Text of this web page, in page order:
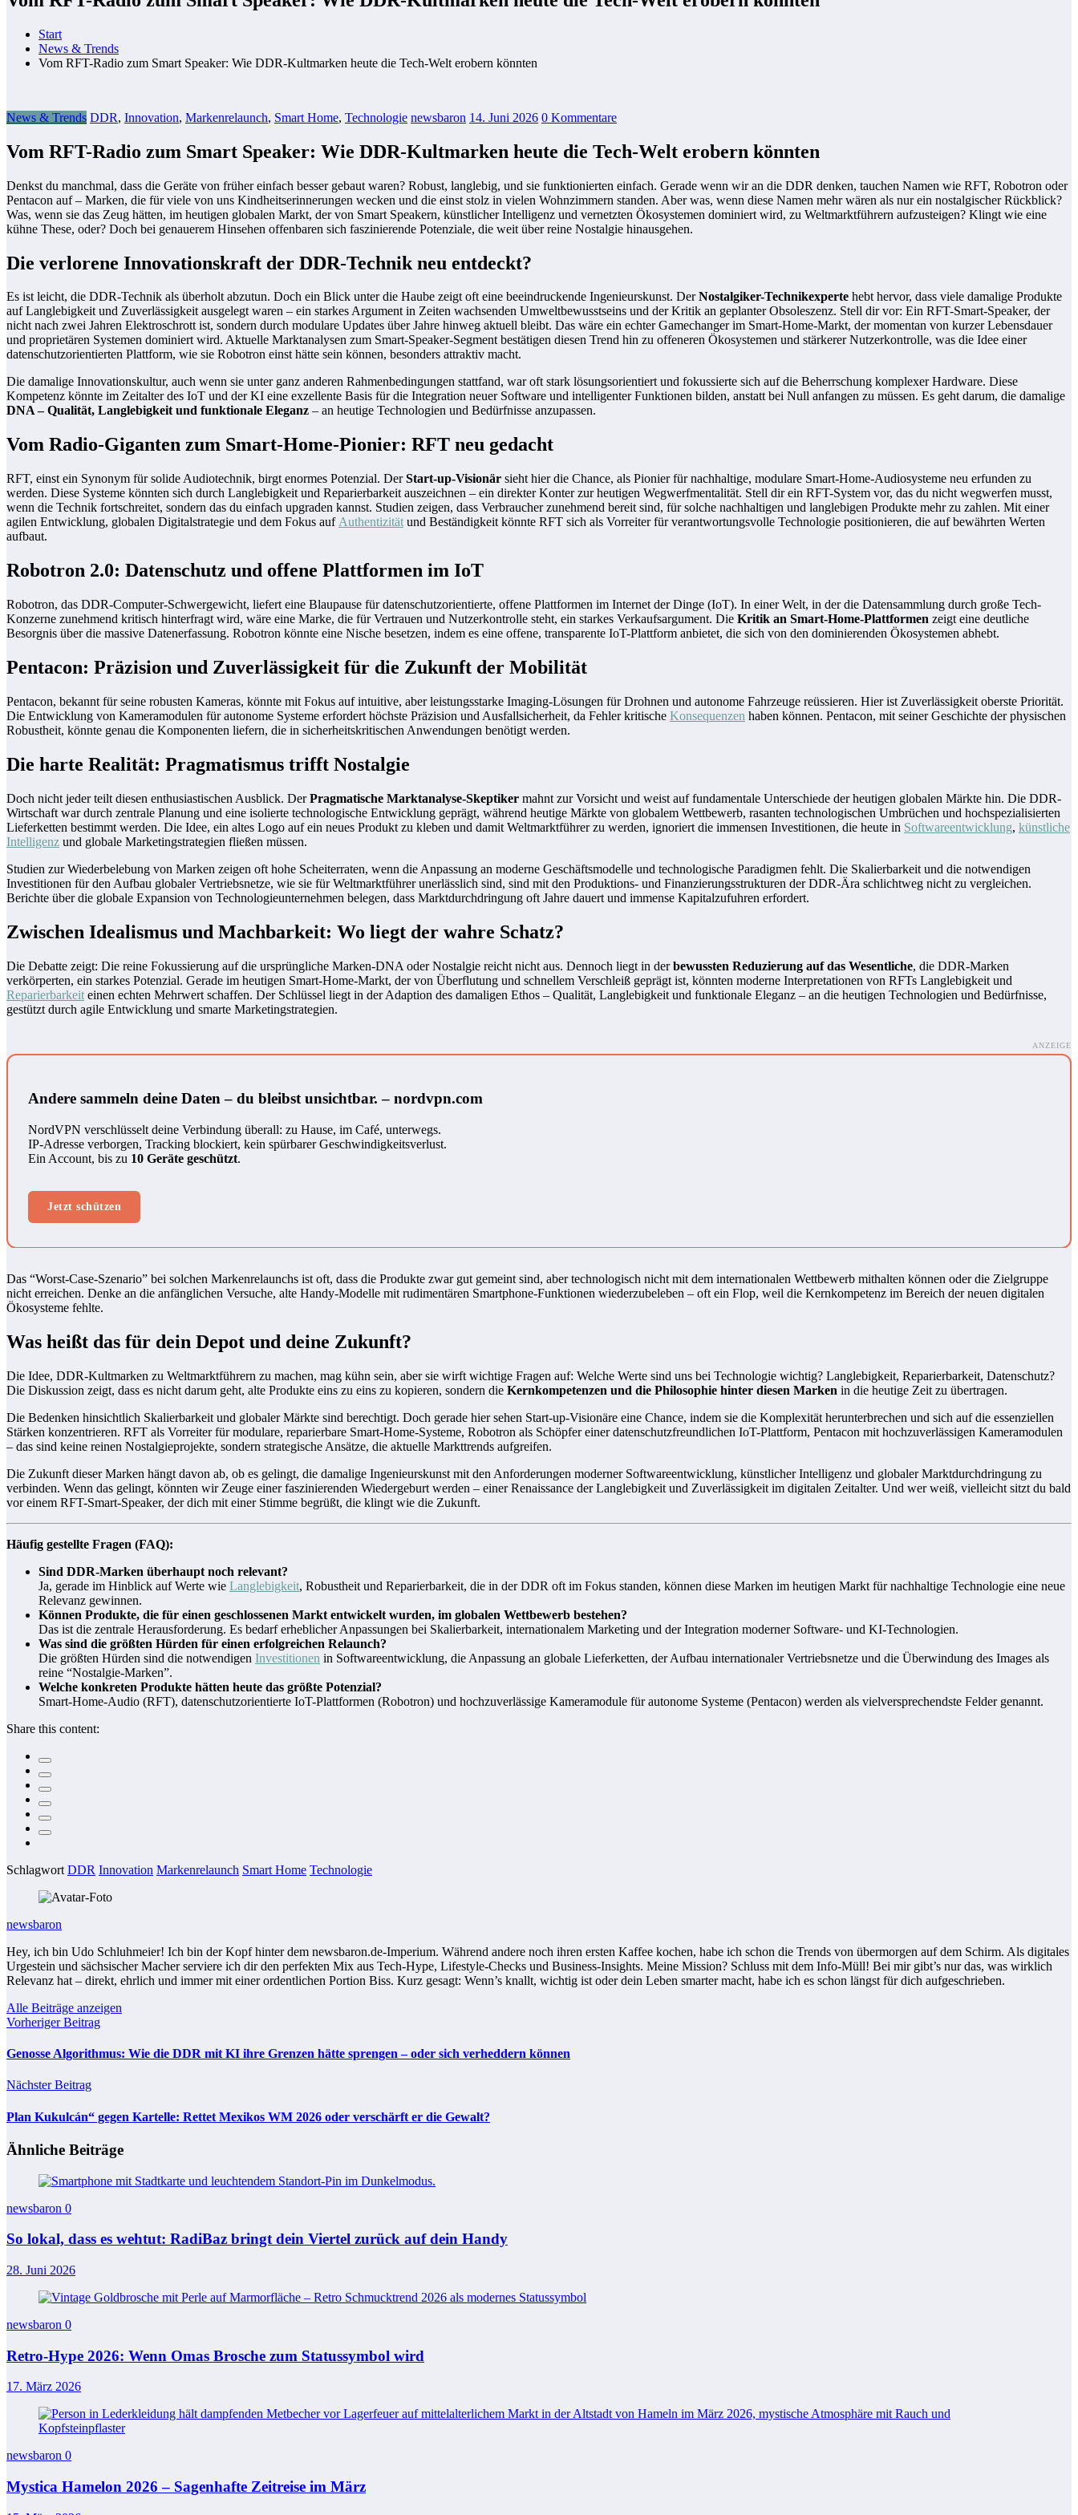
Start
News & Trends
Vom RFT-Radio zum Smart Speaker: Wie DDR-Kultmarken heute die Tech-Welt erobern könnten
News & Trends DDR, Innovation, Markenrelaunch, Smart Home, Technologie newsbaron 14. Juni 2026 0 Kommentare
Vom RFT-Radio zum Smart Speaker: Wie DDR-Kultmarken heute die Tech-Welt erobern könnten
Denkst du manchmal, dass die Geräte von früher einfach besser gebaut waren? Robust, langlebig, und sie funktionierten einfach. Gerade wenn wir an die DDR denken, tauchen Namen wie RFT, Robotron oder
Pentacon auf – Marken, die für viele von uns Kindheitserinnerungen wecken und die einst stolz in vielen Wohnzimmern standen. Aber was, wenn diese Namen mehr wären als nur ein nostalgischer Rückblick?
Was, wenn sie das Zeug hätten, im heutigen globalen Markt, der von Smart Speakern, künstlicher Intelligenz und vernetzten Ökosystemen dominiert wird, zu Weltmarktführern aufzusteigen? Klingt wie eine
kühne These, oder? Doch bei genauerem Hinsehen offenbaren sich faszinierende Potenziale, die weit über reine Nostalgie hinausgehen.
Die verlorene Innovationskraft der DDR-Technik neu entdeckt?
Es ist leicht, die DDR-Technik als überholt abzutun. Doch ein Blick unter die Haube zeigt oft eine beeindruckende Ingenieurskunst. DerNostalgiker-Technikexperte hebt hervor, dass viele damalige Produkte
auf Langlebigkeit und Zuverlässigkeit ausgelegt waren – ein starkes Argument in Zeiten wachsenden Umweltbewusstseins und der Kritik an geplanter Obsoleszenz. Stell dir vor: Ein RFT-Smart-Speaker, der
nicht nach zwei Jahren Elektroschrott ist, sondern durch modulare Updates über Jahre hinweg aktuell bleibt. Das wäre ein echter Gamechanger im Smart-Home-Markt, der momentan von kurzer Lebensdauer
und proprietären Systemen dominiert wird. Aktuelle Marktanalysen zum Smart-Speaker-Segment bestätigen diesen Trend hin zu offeneren Ökosystemen und stärkerer Nutzerkontrolle, was die Idee einer
datenschutzorientierten Plattform, wie sie Robotron einst hätte sein können, besonders attraktiv macht.
Die damalige Innovationskultur, auch wenn sie unter ganz anderen Rahmenbedingungen stattfand, war oft stark lösungsorientiert und fokussierte sich auf die Beherrschung komplexer Hardware. Diese
Kompetenz könnte im Zeitalter des IoT und der KI eine exzellente Basis für die Integration neuer Software und intelligenter Funktionen bilden, anstatt bei Null anfangen zu müssen. Es geht darum, die damalige
DNA – Qualität, Langlebigkeit und funktionale Eleganz – an heutige Technologien und Bedürfnisse anzupassen.
Vom Radio-Giganten zum Smart-Home-Pionier: RFT neu gedacht
RFT, einst ein Synonym für solide Audiotechnik, birgt enormes Potenzial. DerStart-up-Visionär sieht hier die Chance, als Pionier für nachhaltige, modulare Smart-Home-Audiosysteme neu erfunden zu
werden. Diese Systeme könnten sich durch Langlebigkeit und Reparierbarkeit auszeichnen – ein direkter Konter zur heutigen Wegwerfmentalität. Stell dir ein RFT-System vor, das du nicht wegwerfen musst,
wenn die Technik fortschreitet, sondern das du einfach upgraden kannst. Studien zeigen, dass Verbraucher zunehmend bereit sind, für solche nachhaltigen und langlebigen Produkte mehr zu zahlen. Mit einer
agilen Entwicklung, globalen Digitalstrategie und dem Fokus auf Authentizität und Beständigkeit könnte RFT sich als Vorreiter für verantwortungsvolle Technologie positionieren, die auf bewährten Werten
aufbaut.
Robotron 2.0: Datenschutz und offene Plattformen im IoT
Robotron, das DDR-Computer-Schwergewicht, liefert eine Blaupause für datenschutzorientierte, offene Plattformen im Internet der Dinge (IoT). In einer Welt, in der die Datensammlung durch große Tech-
Konzerne zunehmend kritisch hinterfragt wird, wäre eine Marke, die für Vertrauen und Nutzerkontrolle steht, ein starkes Verkaufsargument. Die Kritik an Smart-Home-Plattformen zeigt eine deutliche
Besorgnis über die massive Datenerfassung. Robotron könnte eine Nische besetzen, indem es eine offene, transparente IoT-Plattform anbietet, die sich von den dominierenden Ökosystemen abhebt.
Pentacon: Präzision und Zuverlässigkeit für die Zukunft der Mobilität
Pentacon, bekannt für seine robusten Kameras, könnte mit Fokus auf intuitive, aber leistungsstarke Imaging-Lösungen für Drohnen und autonome Fahrzeuge reüssieren. Hier ist Zuverlässigkeit oberste Priorität.
Die Entwicklung von Kameramodulen für autonome Systeme erfordert höchste Präzision und Ausfallsicherheit, da Fehler kritische Konsequenzen haben können. Pentacon, mit seiner Geschichte der physischen
Robustheit, könnte genau die Komponenten liefern, die in sicherheitskritischen Anwendungen benötigt werden.
Die harte Realität: Pragmatismus trifft Nostalgie
Doch nicht jeder teilt diesen enthusiastischen Ausblick. DerPragmatische Marktanalyse-Skeptiker mahnt zur Vorsicht und weist auf fundamentale Unterschiede der heutigen globalen Märkte hin. Die DDR-
Wirtschaft war durch zentrale Planung und eine isolierte technologische Entwicklung geprägt, während heutige Märkte von globalem Wettbewerb, rasanten technologischen Umbrüchen und hochspezialisierten
Lieferketten bestimmt werden. Die Idee, ein altes Logo auf ein neues Produkt zu kleben und damit Weltmarktführer zu werden, ignoriert die immensen Investitionen, die heute in Softwareentwicklung, künstliche
Intelligenz und globale Marketingstrategien fließen müssen.
Studien zur Wiederbelebung von Marken zeigen oft hohe Scheiterraten, wenn die Anpassung an moderne Geschäftsmodelle und technologische Paradigmen fehlt. Die Skalierbarkeit und die notwendigen
Investitionen für den Aufbau globaler Vertriebsnetze, wie sie für Weltmarktführer unerlässlich sind, sind mit den Produktions- und Finanzierungsstrukturen der DDR-Ära schlichtweg nicht zu vergleichen.
Berichte über die globale Expansion von Technologieunternehmen belegen, dass Marktdurchdringung oft Jahre dauert und immense Kapitalzufuhren erfordert.
Zwischen Idealismus und Machbarkeit: Wo liegt der wahre Schatz?
Die Debatte zeigt: Die reine Fokussierung auf die ursprüngliche Marken-DNA oder Nostalgie reicht nicht aus. Dennoch liegt in derbewussten Reduzierung auf das Wesentliche, die DDR-Marken
verkörperten, ein starkes Potenzial. Gerade im heutigen Smart-Home-Markt, der von Überflutung und schnellem Verschleiß geprägt ist, könnten moderne Interpretationen von RFTs Langlebigkeit und
Reparierbarkeit einen echten Mehrwert schaffen. Der Schlüssel liegt in der Adaption des damaligen Ethos – Qualität, Langlebigkeit und funktionale Eleganz – an die heutigen Technologien und Bedürfnisse,
gestützt durch agile Entwicklung und smarte Marketingstrategien.
ANZEIGE
Andere sammeln deine Daten – du bleibst unsichtbar. – nordvpn.com
NordVPN verschlüsselt deine Verbindung überall: zu Hause, im Café, unterwegs.
IP-Adresse verborgen, Tracking blockiert, kein spürbarer Geschwindigkeitsverlust.
Ein Account, bis zu 10 Geräte geschützt.
Jetzt schützen
Das “Worst-Case-Szenario” bei solchen Markenrelaunchs ist oft, dass die Produkte zwar gut gemeint sind, aber technologisch nicht mit dem internationalen Wettbewerb mithalten können oder die Zielgruppe
nicht erreichen. Denke an die anfänglichen Versuche, alte Handy-Modelle mit rudimentären Smartphone-Funktionen wiederzubeleben – oft ein Flop, weil die Kernkompetenz im Bereich der neuen digitalen
Ökosysteme fehlte.
Was heißt das für dein Depot und deine Zukunft?
Die Idee, DDR-Kultmarken zu Weltmarktführern zu machen, mag kühn sein, aber sie wirft wichtige Fragen auf: Welche Werte sind uns bei Technologie wichtig? Langlebigkeit, Reparierbarkeit, Datenschutz?
Die Diskussion zeigt, dass es nicht darum geht, alte Produkte eins zu eins zu kopieren, sondern die Kernkompetenzen und die Philosophie hinter diesen Marken in die heutige Zeit zu übertragen.
Die Bedenken hinsichtlich Skalierbarkeit und globaler Märkte sind berechtigt. Doch gerade hier sehen Start-up-Visionäre eine Chance, indem sie die Komplexität herunterbrechen und sich auf die essenziellen
Stärken konzentrieren. RFT als Vorreiter für modulare, reparierbare Smart-Home-Systeme, Robotron als Schöpfer einer datenschutzfreundlichen IoT-Plattform, Pentacon mit hochzuverlässigen Kameramodulen
– das sind keine reinen Nostalgieprojekte, sondern strategische Ansätze, die aktuelle Markttrends aufgreifen.
Die Zukunft dieser Marken hängt davon ab, ob es gelingt, die damalige Ingenieurskunst mit den Anforderungen moderner Softwareentwicklung, künstlicher Intelligenz und globaler Marktdurchdringung zu
verbinden. Wenn das gelingt, könnten wir Zeuge einer faszinierenden Wiedergeburt werden – einer Renaissance der Langlebigkeit und Zuverlässigkeit im digitalen Zeitalter. Und wer weiß, vielleicht sitzt du bald
vor einem RFT-Smart-Speaker, der dich mit einer Stimme begrüßt, die klingt wie die Zukunft.
Häufig gestellte Fragen (FAQ):
Sind DDR-Marken überhaupt noch relevant?
Ja, gerade im Hinblick auf Werte wie Langlebigkeit, Robustheit und Reparierbarkeit, die in der DDR oft im Fokus standen, können diese Marken im heutigen Markt für nachhaltige Technologie eine neue
Relevanz gewinnen.
Können Produkte, die für einen geschlossenen Markt entwickelt wurden, im globalen Wettbewerb bestehen?
Das ist die zentrale Herausforderung. Es bedarf erheblicher Anpassungen bei Skalierbarkeit, internationalem Marketing und der Integration moderner Software- und KI-Technologien.
Was sind die größten Hürden für einen erfolgreichen Relaunch?
Die größten Hürden sind die notwendigen Investitionen in Softwareentwicklung, die Anpassung an globale Lieferketten, der Aufbau internationaler Vertriebsnetze und die Überwindung des Images als
reine “Nostalgie-Marken”.
Welche konkreten Produkte hätten heute das größte Potenzial?
Smart-Home-Audio (RFT), datenschutzorientierte IoT-Plattformen (Robotron) und hochzuverlässige Kameramodule für autonome Systeme (Pentacon) werden als vielversprechendste Felder genannt.
Share this content:
Schlagwort DDR Innovation Markenrelaunch Smart Home Technologie
newsbaron
Hey, ich bin Udo Schluhmeier! Ich bin der Kopf hinter dem newsbaron.de-Imperium. Während andere noch ihren ersten Kaffee kochen, habe ich schon die Trends von übermorgen auf dem Schirm. Als digitales
Urgestein und sächsischer Macher serviere ich dir den perfekten Mix aus Tech-Hype, Lifestyle-Checks und Business-Insights. Meine Mission? Schluss mit dem Info-Müll! Bei mir gibt’s nur das, was wirklich
Relevanz hat – direkt, ehrlich und immer mit einer ordentlichen Portion Biss. Kurz gesagt: Wenn’s knallt, wichtig ist oder dein Leben smarter macht, habe ich es schon längst für dich aufgeschrieben.
Alle Beiträge anzeigen
Vorheriger Beitrag
Genosse Algorithmus: Wie die DDR mit KI ihre Grenzen hätte sprengen – oder sich verheddern können
Nächster Beitrag
Plan Kukulcán“ gegen Kartelle: Rettet Mexikos WM 2026 oder verschärft er die Gewalt?
Ähnliche Beiträge
newsbaron 0
So lokal, dass es wehtut: RadiBaz bringt dein Viertel zurück auf dein Handy
28. Juni 2026
newsbaron 0
Retro-Hype 2026: Wenn Omas Brosche zum Statussymbol wird
17. März 2026
newsbaron 0
Mystica Hamelon 2026 – Sagenhafte Zeitreise im März